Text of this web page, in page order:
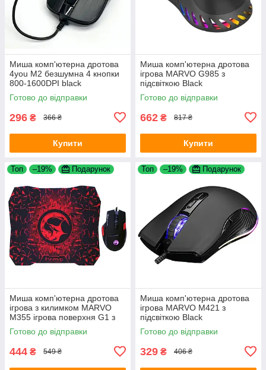
Миша комп'ютерна дротова
4you M2 безшумна 4 кнопки
800-1600DPI black
Готово до відправки
296 ₴ 366 ₴
Купити
Миша комп'ютерна дротова
ігрова MARVO G985 з
підсвіткою Black
Готово до відправки
662 ₴ 817 ₴
Купити
Топ –19% Подарунок
Миша комп'ютерна дротова
ігрова з килимком MARVO
M355 ігрова поверхня G1 з
підсвіткою Black
Готово до відправки
444 ₴ 549 ₴
Топ –19% Подарунок
Миша комп'ютерна дротова
ігрова MARVO M421 з
підсвіткою Black
Готово до відправки
329 ₴ 406 ₴